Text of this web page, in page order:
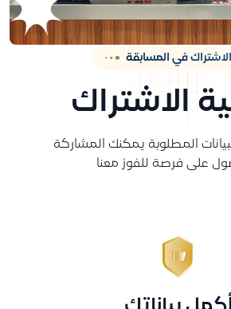
الاشتراك في المسابقة
الاشتراك
المطلوبة يمكنك المشاركة
على فرصة للفوز معنا